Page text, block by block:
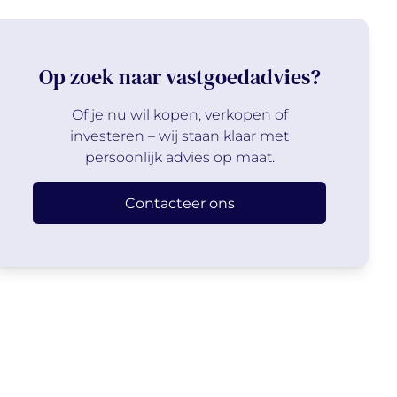
Op zoek naar vastgoedadvies?
Of je nu wil kopen, verkopen of
investeren – wij staan klaar met
persoonlijk advies op maat.
Contacteer ons